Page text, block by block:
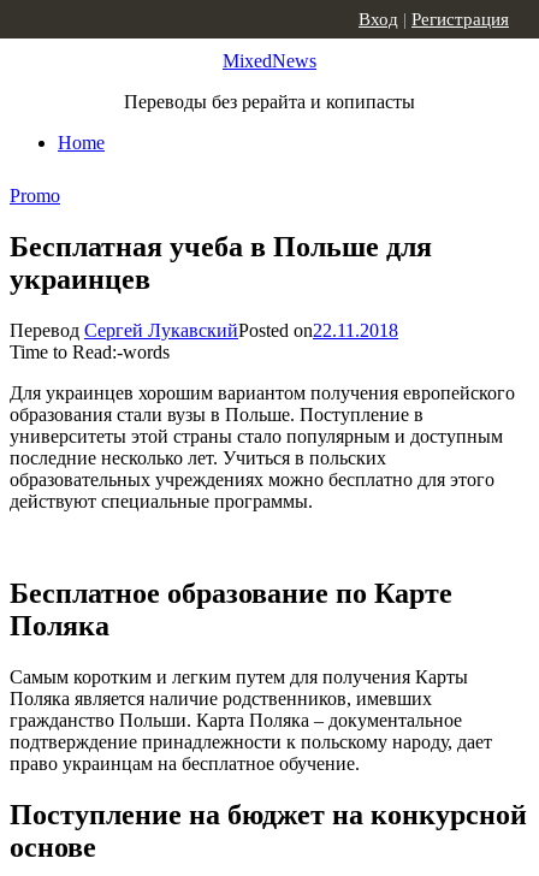
MixedNews
Переводы без рерайта и копипасты
Home
Вход | Регистрация
Promo
Бесплатная учеба в Польше для
украинцев
Перевод Сергей ЛукавскийPosted on22.11.2018
Time to Read:-words
Для украинцев хорошим вариантом получения европейского
образования стали вузы в Польше. Поступление в
университеты этой страны стало популярным и доступным
последние несколько лет. Учиться в польских
образовательных учреждениях можно бесплатно для этого
действуют специальные программы.
Бесплатное образование по Карте
Поляка
Самым коротким и легким путем для получения Карты
Поляка является наличие родственников, имевших
гражданство Польши. Карта Поляка – документальное
подтверждение принадлежности к польскому народу, дает
право украинцам на бесплатное обучение.
Поступление на бюджет на конкурсной
основе